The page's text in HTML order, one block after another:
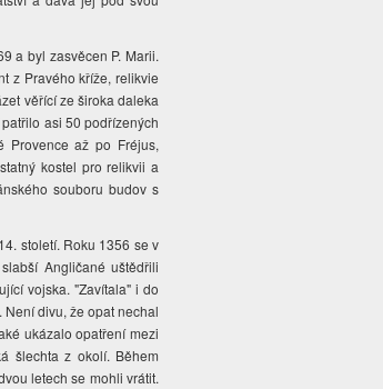
a byl zasvěcen P. Marii.
z Pravého kříže, relikvie
věřící ze široka daleka
asi 50 podřízených
Provence až po Fréjus,
kostel pro relikvii a
souboru budov s
století. Roku 1356 se v
Angličané uštědřili
vojska. "Zavítala" i do
divu, že opat nechal
ukázalo opatření mezi
šlechta z okolí. Během
letech se mohli vrátit.